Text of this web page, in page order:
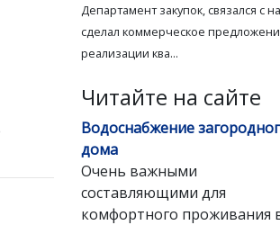
Департамент закупок, связался с
сделал коммерческое
реализации ква...
Читайте на сайте
Водоснабжение
дома
Очень важными
составляющими для
комфортного проживания